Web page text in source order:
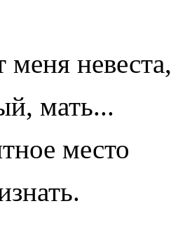
невеста,
мать...
место